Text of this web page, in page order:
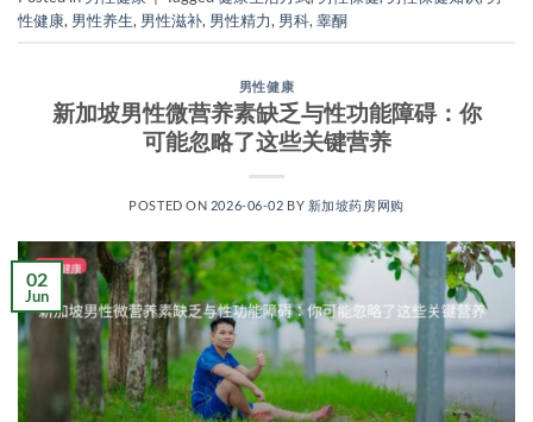
性健康, 男性养生, 男性滋补, 男性精力, 男科,睾酮
男性健康
新加坡男性微营养素缺乏与性功能障碍：你
可能忽略了这些关键营养
POSTED ON 2026-06-02 BY 新加坡药房网购
02
Jun